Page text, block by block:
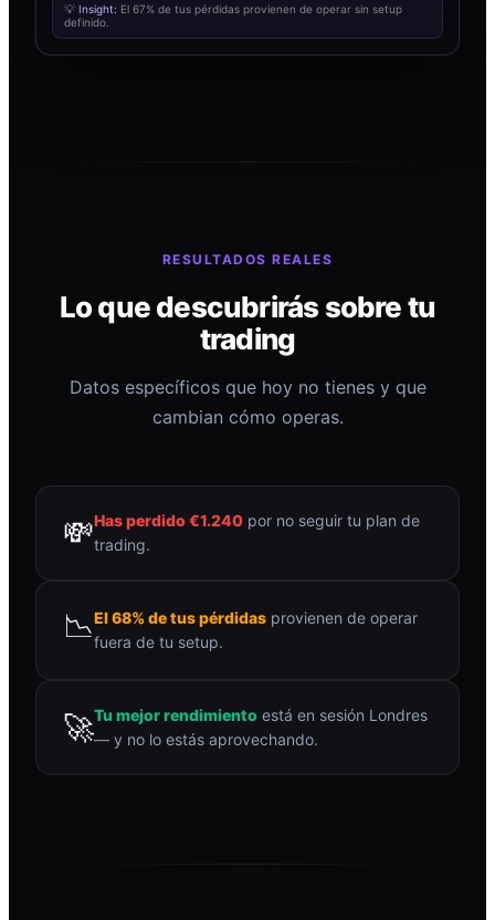
💡 Insight: El 67% de tus pérdidas provienen de operar sin setup
definido.
RESULTADOS REALES
Lo que descubrirás sobre tu
trading
Datos específicos que hoy no tienes y que
cambian cómo operas.
💸Has perdido €1.240 por no seguir tu plan de
trading.
📉El 68% de tus pérdidas provienen de operar
fuera de tu setup.
🚀Tu mejor rendimiento está en sesión Londres
— y no lo estás aprovechando.